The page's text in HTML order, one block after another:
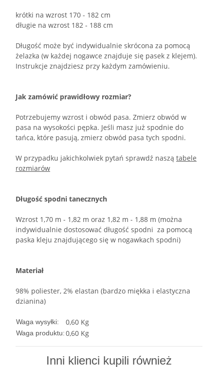
krótki na wzrost 170 - 182 cm
długie na wzrost 182 - 188 cm
Długość może być indywidualnie skrócona za pomocą
żelazka (w każdej nogawce znajduje się pasek z klejem).
Instrukcje znajdziesz przy każdym zamówieniu.
Jak zamówić prawidłowy rozmiar?
Potrzebujemy wzrost i obwód pasa. Zmierz obwód w
pasa na wysokości pępka. Jeśli masz już spodnie do
tańca, które pasują, zmierz obwód pasa tych spodni.
W przypadku jakichkolwiek pytań sprawdź naszą tabele
rozmiarów
Długość spodni tanecznych
Wzrost 1,70 m - 1,82 m oraz 1,82 m - 1,88 m (można
indywidualnie dostosować długość spodni za pomocą
paska kleju znajdującego się w nogawkach spodni)
Materiał
98% poliester, 2% elastan (bardzo miękka i elastyczna
dzianina)
Waga wysyłki: 0,60 Kg
Waga produktu:0,60 Kg
Inni klienci kupili również